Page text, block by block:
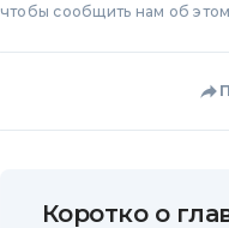
чтобы сообщить нам об
Коротко о